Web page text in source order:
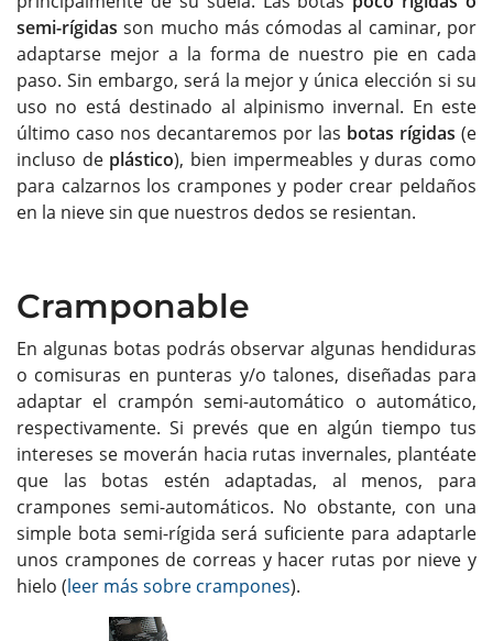
semi-rígidas son mucho más cómodas al caminar, por
adaptarse mejor a la forma de nuestro pie en cada
paso. Sin embargo, será la mejor y única elección si su
uso no está destinado al alpinismo invernal. En este
último caso nos decantaremos por las botas rígidas (e
incluso de plástico), bien impermeables y duras como
para calzarnos los crampones y poder crear peldaños
en la nieve sin que nuestros dedos se resientan.
Cramponable
En algunas botas podrás observar algunas hendiduras
o comisuras en punteras y/o talones, diseñadas para
adaptar el crampón semi-automático o automático,
respectivamente. Si prevés que en algún tiempo tus
intereses se moverán hacia rutas invernales, plantéate
que las botas estén adaptadas, al menos, para
crampones semi-automáticos. No obstante, con una
simple bota semi-rígida será suficiente para adaptarle
unos crampones de correas y hacer rutas por nieve y
hielo (leer más sobre crampones).